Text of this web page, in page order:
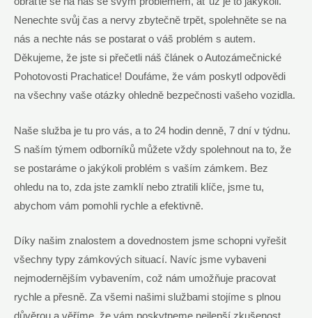
Nenechte svůj čas a nervy zbytečně trpět, spolehněte se na
nás a nechte nás se postarat o váš problém s autem.
Děkujeme, že jste si přečetli náš článek o Autozámečnické
Pohotovosti Prachatice! Doufáme, že vám poskytl odpovědi
na všechny vaše otázky ohledně bezpečnosti vašeho vozidla.
Naše služba je tu pro vás, a to 24 hodin denně, 7 dní v týdnu.
S naším týmem odborníků můžete vždy spolehnout na to, že
se postaráme o jakýkoli problém s vaším zámkem. Bez
ohledu na to, zda jste zamklí nebo ztratili klíče, jsme tu,
abychom vám pomohli rychle a efektivně.
Díky našim znalostem a dovednostem jsme schopni vyřešit
všechny typy zámkových situací. Navíc jsme vybaveni
nejmodernějším vybavením, což nám umožňuje pracovat
rychle a přesně. Za všemi našimi službami stojíme s plnou